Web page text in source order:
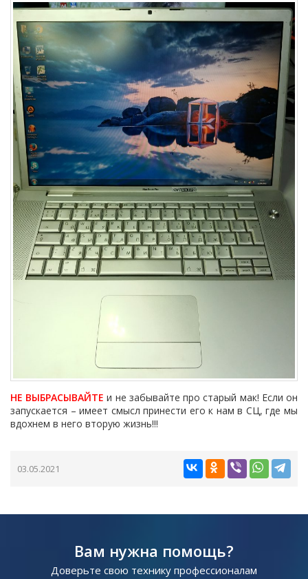
НЕ ВЫБРАСЫВАЙТЕ и не забывайте про старый мак! Если он
запускается – имеет смысл принести его к нам в СЦ, где мы
вдохнем в него вторую жизнь!!!
03.05.2021
Вам нужна помощь?
Доверьте свою технику профессионалам